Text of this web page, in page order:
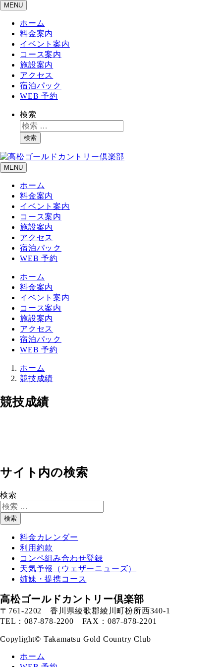
MENU
ホーム
料金案内
イベント案内
コース案内
施設案内
アクセス
宿泊パック
WEB 予約
検索
検索
MENU
ホーム
料金案内
イベント案内
コース案内
施設案内
アクセス
宿泊パック
WEB 予約
ホーム
料金案内
イベント案内
コース案内
施設案内
アクセス
宿泊パック
WEB 予約
ホーム
競技成績
競技成績
サイト内の検索
検索
検索
料金カレンダー
利用約款
コンペ組み合わせ登録
天気予報（ウェザーニューズ）
姉妹・提携コース
高松ゴールドカントリー倶楽部
〒761-2202 香川県綾歌郡綾川町枌所西340-1
TEL：087-878-2200 FAX：087-878-2201
Copylight© Takamatsu Gold Country Club
ホーム